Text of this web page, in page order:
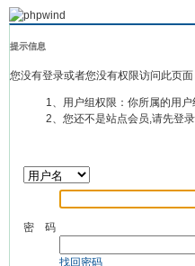
提示信息
您没有登录或者您没有权限访问此页
1、用户组权限：你所属的用
2、您还不是站点会员,请先登
密 码
找回密码